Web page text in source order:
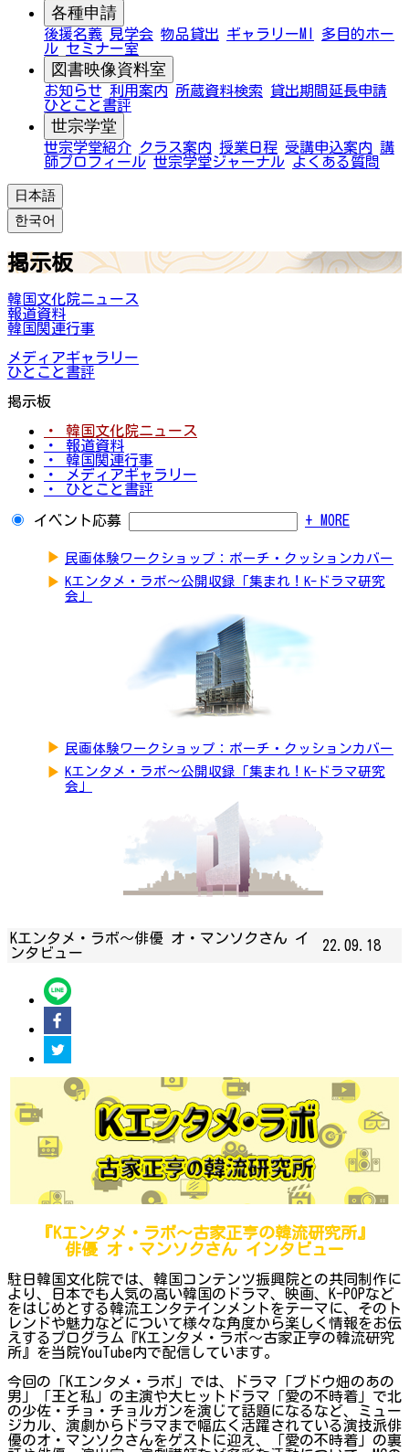
各種申請
後援名義 見学会 物品貸出 ギャラリーMI
多目的ホー
ル セミナー室
図書映像資料室
お知らせ 利用案内 所蔵資料検索
貸出期間延長申請
ひとこと書評
世宗学堂
世宗学堂紹介 クラス案内 授業日程 受講申込案内 講
師プロフィール 世宗学堂ジャーナル よくある質問
日本語
한국어
掲示板
韓国文化院ニュース
報道資料
韓国関連行事
メディアギャラリー
ひとこと書評
掲示板
・ 韓国文化院ニュース
・ 報道資料
・ 韓国関連行事
・ メディアギャラリー
・ ひとこと書評
イベント応募 + MORE
▶ 民画体験ワークショップ：ポーチ・クッションカバー
▶ Kエンタメ・ラボ～公開収録「集まれ！K-ドラマ研究
会」
▶ 民画体験ワークショップ：ポーチ・クッションカバー
▶ Kエンタメ・ラボ～公開収録「集まれ！K-ドラマ研究
会」
Kエンタメ・ラボ～俳優 オ・マンソクさん イ
ンタビュー
22.09.18
『Kエンタメ・ラボ～古家正亨の韓流研究所』
俳優 オ・マンソクさん インタビュー
駐日韓国文化院では、韓国コンテンツ振興院との共同制作に
より、日本でも人気の高い韓国のドラマ、映画、K-POPなど
をはじめとする韓流エンタテインメントをテーマに、そのト
レンドや魅力などについて様々な角度から楽しく情報をお伝
えするプログラム『Kエンタメ・ラボ～古家正亨の韓流研究
所』を当院YouTube内で配信しています。
今回の「Kエンタメ・ラボ」では、ドラマ「ブドウ畑のあの
男」「王と私」の主演や大ヒットドラマ「愛の不時着」で北
の少佐・チョ・チョルガンを演じて話題になるなど、ミュー
ジカル、演劇からドラマまで幅広く活躍されている演技派俳
優のオ・マンソクさんをゲストに迎え、「愛の不時着」の裏